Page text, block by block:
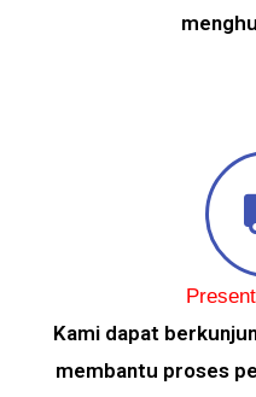
Kami dapat
membantu proses